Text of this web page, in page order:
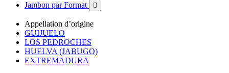
Jambon par Format 
Appellation d’origine
GUIJUELO
LOS PEDROCHES
HUELVA (JABUGO)
EXTREMADURA